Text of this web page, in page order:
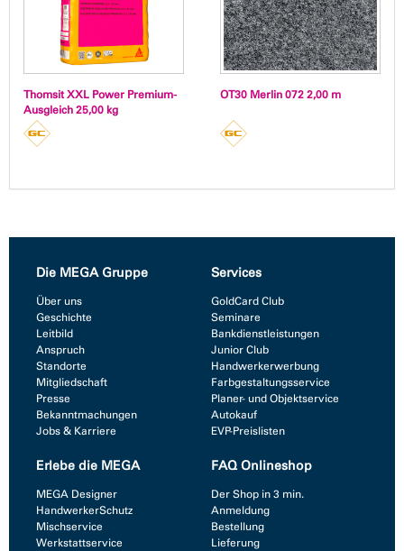
Thomsit XXL Power Premium-
Ausgleich 25,00 kg
OT30 Merlin 072 2,00 m
Die MEGA Gruppe
Über uns
Geschichte
Leitbild
Anspruch
Standorte
Mitgliedschaft
Presse
Bekanntmachungen
Jobs & Karriere
Services
GoldCard Club
Seminare
Bankdienstleistungen
Junior Club
Handwerkerwerbung
Farbgestaltungsservice
Planer- und Objektservice
Autokauf
EVP-Preislisten
Erlebe die MEGA
MEGA Designer
HandwerkerSchutz
Mischservice
Werkstattservice
FAQ Onlineshop
Der Shop in 3 min.
Anmeldung
Bestellung
Lieferung